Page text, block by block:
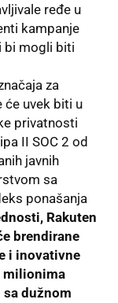
ređe u
kampanje
bi mogli biti
za
će uvek biti u
privatnosti
II SOC 2 od
javnih
sa
ponašanja
Rakuten
brendirane
i inovativne
milionima
dužnom